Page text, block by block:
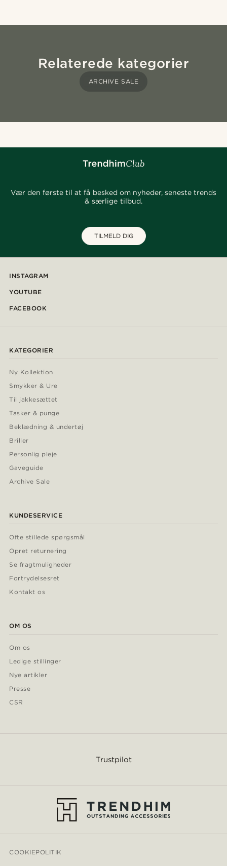
Relaterede kategorier
ARCHIVE SALE
Vær den første til at få besked om nyheder, seneste trends
& særlige tilbud.
TILMELD DIG
INSTAGRAM
YOUTUBE
FACEBOOK
KATEGORIER
Ny Kollektion
Smykker & Ure
Til jakkesættet
Tasker & punge
Beklædning & undertøj
Briller
Personlig pleje
Gaveguide
Archive Sale
KUNDESERVICE
Ofte stillede spørgsmål
Opret returnering
Se fragtmuligheder
Fortrydelsesret
Kontakt os
OM OS
Om os
Ledige stillinger
Nye artikler
Presse
CSR
Trustpilot
COOKIEPOLITIK